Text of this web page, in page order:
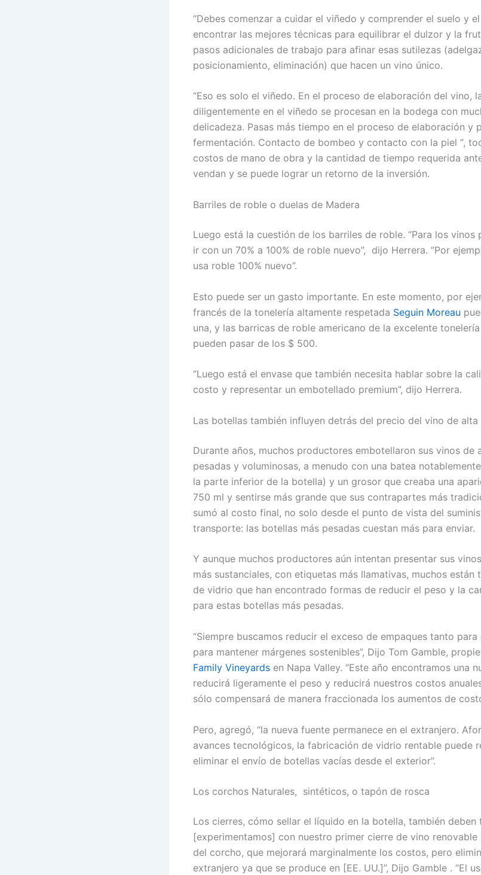
“Debes comenzar a cuidar el viñedo y comprender el suelo y
encontrar las mejores técnicas para equilibrar el dulzor y la
pasos adicionales de trabajo para afinar esas sutilezas
posicionamiento, eliminación) que hacen un vino único.
“Eso es solo el viñedo. En el proceso de elaboración del vino,
diligentemente en el viñedo se procesan en la bodega con
delicadeza. Pasas más tiempo en el proceso de elaboración y
fermentación. Contacto de bombeo y contacto con la piel “,
costos de mano de obra y la cantidad de tiempo requerida
vendan y se puede lograr un retorno de la inversión.
Barriles de roble o duelas de Madera
Luego está la cuestión de los barriles de roble. “Para los vinos
ir con un 70% a 100% de roble nuevo”, dijo Herrera. “Por
usa roble 100% nuevo”.
Esto puede ser un gasto importante. En este momento, por
francés de la tonelería altamente respetada Seguin Moreau
una, y las barricas de roble americano de la excelente
pueden pasar de los $ 500.
“Luego está el envase que también necesita hablar sobre la
costo y representar un embotellado premium”, dijo Herrera.
Las botellas también influyen detrás del precio del vino de alta
Durante años, muchos productores embotellaron sus vinos de
pesadas ​​y voluminosas, a menudo con una batea
la parte inferior de la botella) y un grosor que creaba una
750 ml y sentirse más grande que sus contrapartes más
sumó al costo final, no solo desde el punto de vista del
transporte: las botellas más pesadas cuestan más para enviar.
Y aunque muchos productores aún intentan presentar sus
más sustanciales, con etiquetas más llamativas, muchos
de vidrio que han encontrado formas de reducir el peso y la
para estas botellas más pesadas.
“Siempre buscamos reducir el exceso de empaques tanto
para mantener márgenes sostenibles”, Dijo Tom Gamble,
Family Vineyards en Napa Valley. “Este año encontramos una
reducirá ligeramente el peso y reducirá nuestros costos
sólo compensará de manera fraccionada los aumentos de
Pero, agregó, “la nueva fuente permanece en el extranjero.
avances tecnológicos, la fabricación de vidrio rentable puede
eliminar el envío de botellas vacías desde el exterior”.
Los corchos Naturales, sintéticos, o tapón de rosca
Los cierres, cómo sellar el líquido en la botella, también deben
[experimentamos] con nuestro primer cierre de vino
del corcho, que mejorará marginalmente los costos, pero
extranjero ya que se produce en [EE. UU.]”, Dijo Gamble . “El